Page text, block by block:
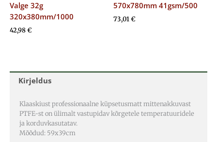
Kirjeldus
Klaaskiust professionaalne küpsetusmatt mittenakkuvast
PTFE-st on ülimalt vastupidav kõrgetele temperatuuridele
ja korduvkasutatav.
Mõõdud: 59x39cm
Valge 32g
320x380mm/1000
42,98€
570x780mm 41gsm/500
73,01€